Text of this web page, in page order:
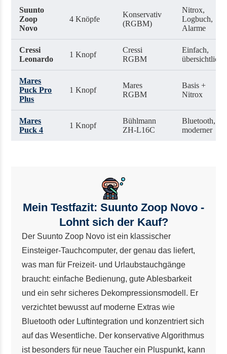
Suunto
Zoop
Novo
4 Knöpfe
Konservativ
(RGBM)
Nitrox,
Logbuch,
Alarme
Cressi
Leonardo
1 Knopf
Cressi
RGBM
Einfach,
übersichtlich
Mares
Puck Pro
Plus
1 Knopf
Mares
RGBM
Basis +
Nitrox
Mares
Puck 4
1 Knopf
Bühlmann
ZH-L16C
Bluetooth,
moderner
Mein Testfazit: Suunto Zoop Novo -
Lohnt sich der Kauf?
Der Suunto Zoop Novoist ein klassischer
Einsteiger-Tauchcomputer, der genau das liefert,
was man für Freizeit- und Urlaubstauchgänge
braucht: einfache Bedienung, gute Ablesbarkeit
und ein sehr sicheres Dekompressionsmodell. Er
verzichtet bewusst auf moderne Extras wie
Bluetooth oder Luftintegration und konzentriert sich
auf das Wesentliche. Der konservative Algorithmus
ist besonders für neue Taucher ein Pluspunkt, kann